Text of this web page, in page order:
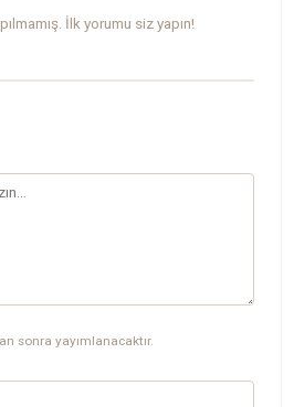
İlk yorumu siz yapın!
sonra yayımlanacaktır.